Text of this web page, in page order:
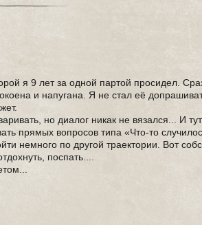
я 9 лет за одной партой просидел.
и напугана. Я не стал её
но диалог никак не вязался... И
прямых вопросов типа «Что-то
немного по другой траектории. Вот
поспать....